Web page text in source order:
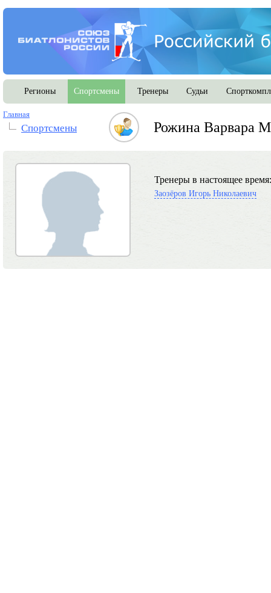
Регионы Спортсмены Тренеры Судьи
Главная
Спортсмены Рожина Варвара
Тренеры в настоящее время:
Заозёров Игорь Николаевич